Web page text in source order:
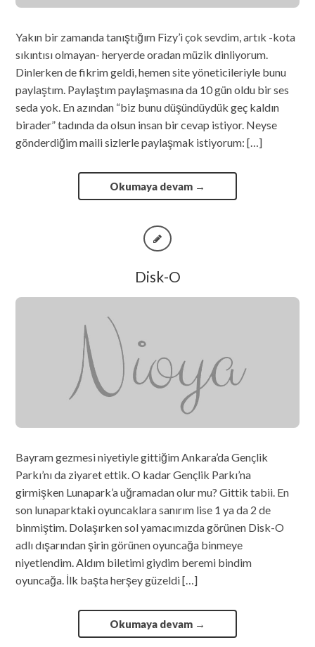
Yakın bir zamanda tanıştığım Fizy’i çok sevdim, artık -kota
sıkıntısı olmayan- heryerde oradan müzik dinliyorum.
Dinlerken de fikrim geldi, hemen site yöneticileriyle bunu
paylaştım. Paylaştım paylaşmasına da 10 gün oldu bir ses
seda yok. En azından “biz bunu düşündüydük geç kaldın
birader” tadında da olsun insan bir cevap istiyor. Neyse
gönderdiğim maili sizlerle paylaşmak istiyorum: […]
Okumaya devam →
Disk-O
Bayram gezmesi niyetiyle gittiğim Ankara’da Gençlik
Parkı’nı da ziyaret ettik. O kadar Gençlik Parkı’na
girmişken Lunapark’a uğramadan olur mu? Gittik tabii. En
son lunaparktaki oyuncaklara sanırım lise 1 ya da 2 de
binmiştim. Dolaşırken sol yamacımızda görünen Disk-O
adlı dışarından şirin görünen oyuncağa binmeye
niyetlendim. Aldım biletimi giydim beremi bindim
oyuncağa. İlk başta herşey güzeldi […]
Okumaya devam →